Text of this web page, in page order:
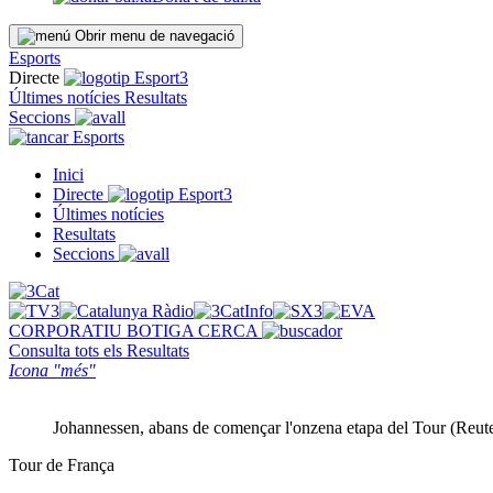
Obrir menu de navegació
Esports
Directe
Últimes notícies Resultats
Seccions
Esports
Inici
Directe
Últimes notícies
Resultats
Seccions
CORPORATIU BOTIGA CERCA
Consulta tots els Resultats
Icona "més"
Johannessen, abans de començar l'onzena etapa del Tour
Tour de França